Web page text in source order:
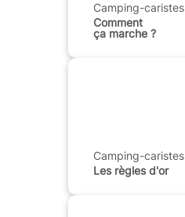
Camping-caristes
Comment
ça marche ?
Camping-caristes
Les règles d'or